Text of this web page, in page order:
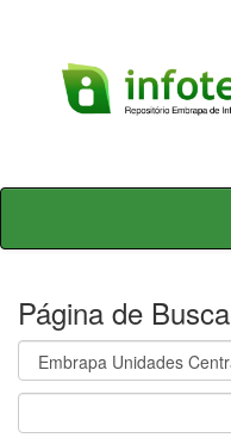
Skip
Página de Busca